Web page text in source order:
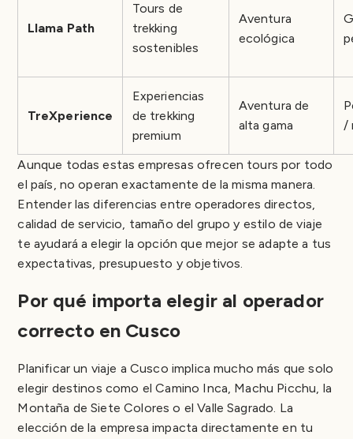
Llama Path
Tours de
trekking
sostenibles
Aventura
ecológica
TreXperience
Experiencias
de trekking
premium
Aventura de
alta gama
/
Aunque todas estas empresas ofrecen tours por todo
el país, no operan exactamente de la misma manera.
Entender las diferencias entre operadores directos,
calidad de servicio, tamaño del grupo y estilo de viaje
te ayudará a elegir la opción que mejor se adapte a tus
expectativas, presupuesto y objetivos.
Por qué importa elegir al operador
correcto en Cusco
Planificar un viaje a Cusco implica mucho más que solo
elegir destinos como el Camino Inca, Machu Picchu, la
Montaña de Siete Colores o el Valle Sagrado. La
elección de la empresa impacta directamente en tu